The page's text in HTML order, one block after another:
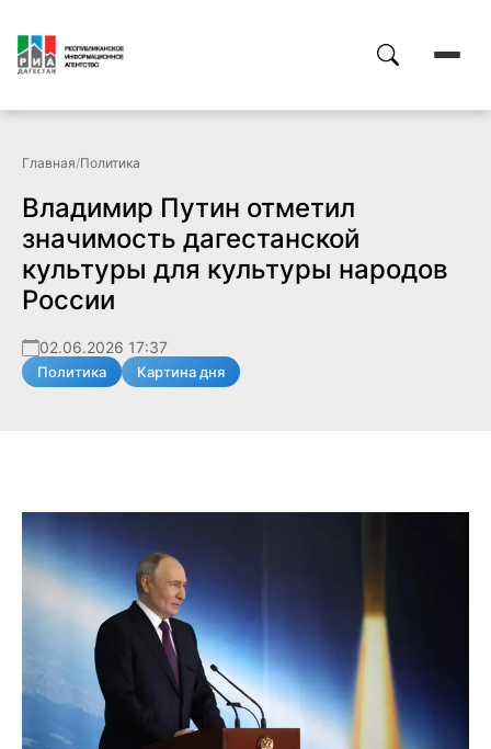
Главная/Политика
Владимир Путин отметил
значимость дагестанской
культуры для культуры народов
России
02.06.2026 17:37
Политика Картина дня